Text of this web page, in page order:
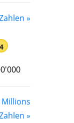
»
4
»